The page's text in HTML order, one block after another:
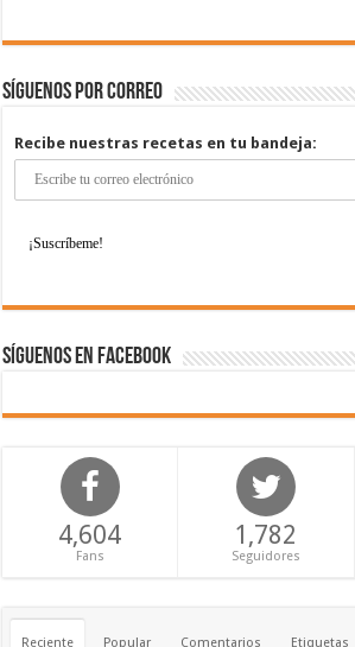
Síguenos por correo
Recibe nuestras recetas en tu bandeja:
Síguenos en Facebook
4,604
Fans
1,782
Seguidores
Reciente Popular Comentarios Etiquetas